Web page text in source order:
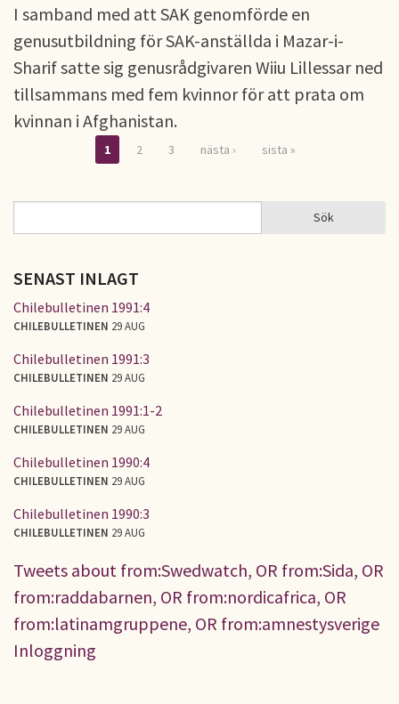
I samband med att SAK genomförde en
genusutbildning för SAK-anställda i Mazar-i-
Sharif satte sig genusrådgivaren Wiiu Lillessar ned
tillsammans med fem kvinnor för att prata om
kvinnan i Afghanistan.
Sidor
1 2 3 nästa › sista »
SÖKFORMULÄR Sök
SENAST INLAGT
Chilebulletinen 1991:4
CHILEBULLETINEN 29 AUG
Chilebulletinen 1991:3
CHILEBULLETINEN 29 AUG
Chilebulletinen 1991:1-2
CHILEBULLETINEN 29 AUG
Chilebulletinen 1990:4
CHILEBULLETINEN 29 AUG
Chilebulletinen 1990:3
CHILEBULLETINEN 29 AUG
Tweets about from:Swedwatch, OR from:Sida, OR
from:raddabarnen, OR from:nordicafrica, OR
from:latinamgruppene, OR from:amnestysverige
Inloggning